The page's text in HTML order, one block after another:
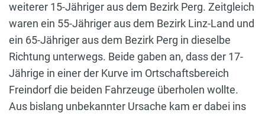
weiterer 15-Jähriger aus dem Bezirk Perg. Zeitgleich
waren ein 55-Jähriger aus dem Bezirk Linz-Land und
ein 65-Jähriger aus dem Bezirk Perg in dieselbe
Richtung unterwegs. Beide gaben an, dass der 17-
Jährige in einer der Kurve im Ortschaftsbereich
Freindorf die beiden Fahrzeuge überholen wollte.
Aus bislang unbekannter Ursache kam er dabei ins